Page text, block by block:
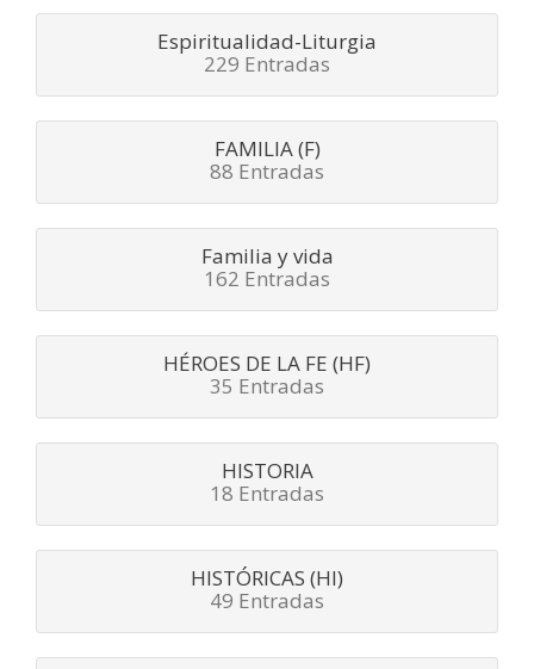
Espiritualidad-Liturgia
229 Entradas
FAMILIA (F)
88 Entradas
Familia y vida
162 Entradas
HÉROES DE LA FE (HF)
35 Entradas
HISTORIA
18 Entradas
HISTÓRICAS (HI)
49 Entradas